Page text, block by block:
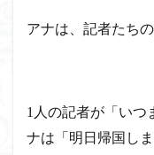
アナは、記者たち
1人の記者が「いつ
ナは「明日帰国し